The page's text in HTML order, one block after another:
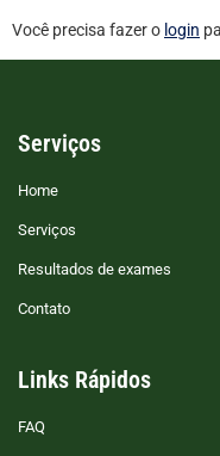
Você precisa fazer o login
Serviços
Home
Serviços
Resultados de exames
Contato
Links Rápidos
FAQ